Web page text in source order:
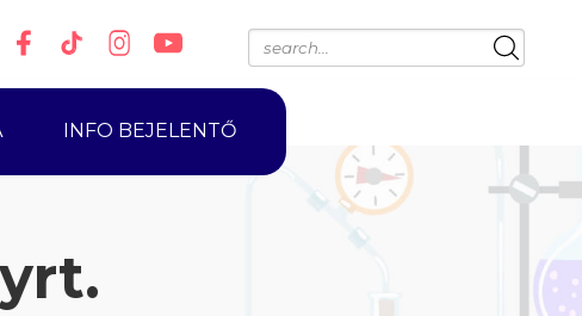
INFO BEJELENTŐ